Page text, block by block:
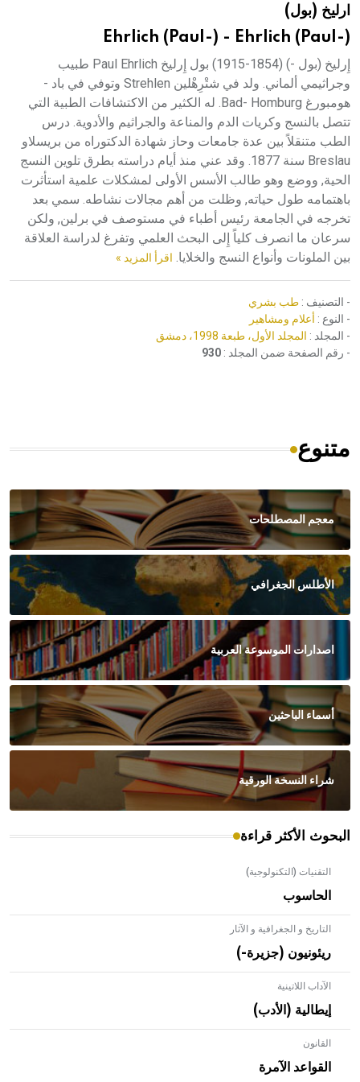
هيئة الموسوعة العربية تطلق موسوعات جديدة في عام 2026ارليخ (بول)
Ehrlich (Paul-) - Ehrlich (Paul-)
إِرليخ (بول -) (1854-1915) بول إِرليخ Paul Ehrlich طبيب
وجراثيمي ألماني. ولد في شتْرِهْلين Strehlen وتوفي في باد -
هومبورغ Bad- Homburg. له الكثير من الاكتشافات الطبية التي
تتصل بالنسج وكريات الدم والمناعة والجراثيم والأدوية. درس
الطب متنقلاً بين عدة جامعات وحاز شهادة الدكتوراه من بريسلاو
Breslau سنة 1877. وقد عني منذ أيام دراسته بطرق تلوين النسج
الحية, ووضع وهو طالب الأسس الأولى لمشكلات علمية استأثرت
باهتمامه طول حياته, وظلت من أهم مجالات نشاطه. سمي بعد
تخرجه في الجامعة رئيس أطباء في مستوصف في برلين, ولكن
سرعان ما انصرف كلياً إِلى البحث العلمي وتفرغ لدراسة العلاقة
بين الملونات وأنواع النسج والخلايا. اقرأ المزيد »
- التصنيف : طب بشري
- النوع : أعلام ومشاهير
- المجلد : المجلد الأول، طبعة 1998، دمشق
- رقم الصفحة ضمن المجلد : 930
متنوع
معجم المصطلحات
الأطلس الجغرافي
اصدارات الموسوعة العربية
أسماء الباحثين
شراء النسخة الورقية
البحوث الأكثر قراءة
التقنيات (التكنولوجية)
الحاسوب
التاريخ و الجغرافية و الآثار
ريئونيون (جزيرة-)
الآداب اللاتينية
إيطالية (الأدب)
القانون
القواعد الآمرة
- هل تعلم أن الأبلق نوع من الفنون الهندسية التي ارتبطت
بالعمارة الإسلامية في بلاد الشام ومصر خاصة، حيث يحرص
المعمار على بناء مداميكه وخاصة في الواجهات